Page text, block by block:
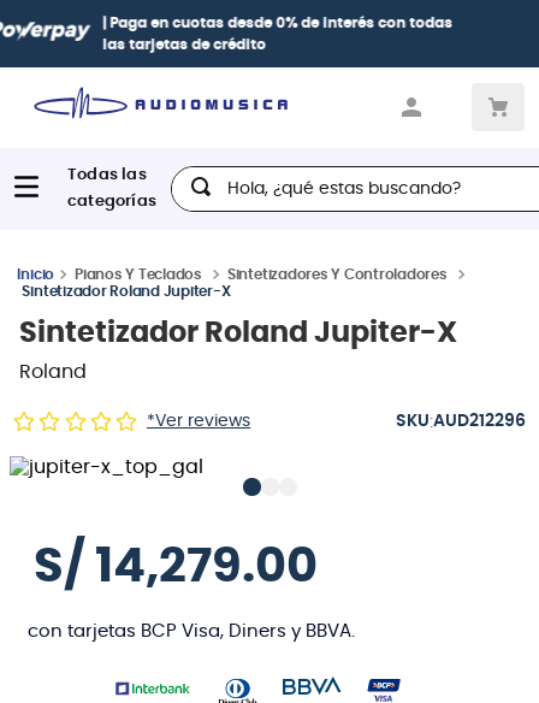
Paga con hasta 12 cuotas sin intereses con tarjetasBCP Visa,
Diners, BBVA e Interbank
Hola, ¿qué estas buscando?
Pianos Y Teclados
Sintetizadores Y Controladores
Sintetizador Roland Jupiter-X
Sintetizador Roland Jupiter-X
Roland
*Ver reviews :AUD212296
S/ 14,279.00
con tarjetas BCP Visa, Diners y BBVA.